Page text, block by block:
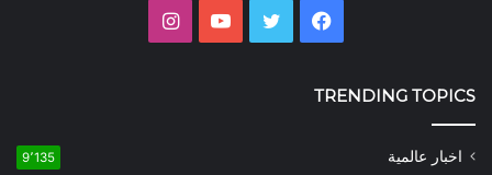
فيسبوك تويتر يوتيوب
TRENDING TOPICS
اخبار عالمية 9٬135